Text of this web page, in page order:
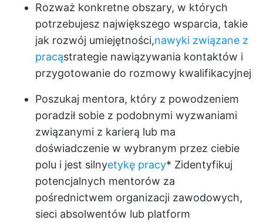
Rozważ konkretne obszary, w których
potrzebujesz największego wsparcia, takie
jak rozwój umiejętności,nawyki związane z
pracąstrategie nawiązywania kontaktów i
przygotowanie do rozmowy kwalifikacyjnej
Poszukaj mentora, który z powodzeniem
poradził sobie z podobnymi wyzwaniami
związanymi z karierą lub ma
doświadczenie w wybranym przez ciebie
polu i jest silnyetykę pracy* Zidentyfikuj
potencjalnych mentorów za
pośrednictwem organizacji zawodowych,
sieci absolwentów lub platform